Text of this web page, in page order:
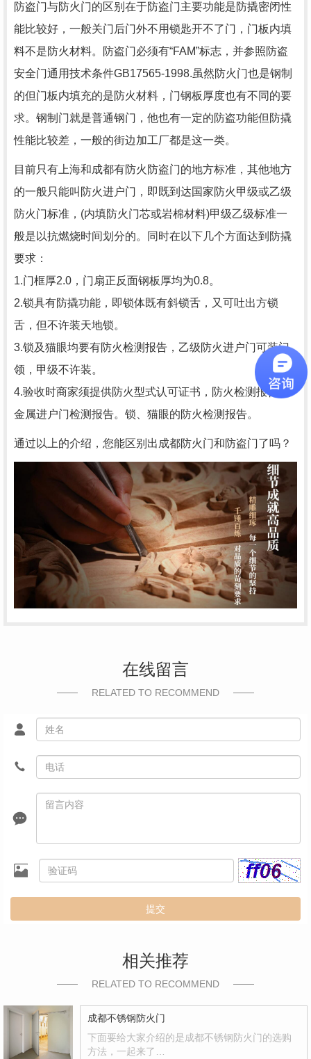
防盗门与防火门的区别在于防盗门主要功能是防撬密闭性
能比较好，一般关门后门外不用锁匙开不了门，门板内填
料不是防火材料。防盗门必须有“FAM”标志，并参照防盗
安全门通用技术条件GB17565-1998.虽然防火门也是钢制
的但门板内填充的是防火材料，门钢板厚度也有不同的要
求。钢制门就是普通钢门，他也有一定的防盗功能但防撬
性能比较差，一般的街边加工厂都是这一类。
目前只有上海和成都有防火防盗门的地方标准，其他地方
的一般只能叫防火进户门，即既到达国家防火甲级或乙级
防火门标准，(内填防火门芯或岩棉材料)甲级乙级标准一
般是以抗燃烧时间划分的。同时在以下几个方面达到防撬
要求：
1.门框厚2.0，门扇正反面钢板厚均为0.8。
2.锁具有防撬功能，即锁体既有斜锁舌，又可吐出方锁
舌，但不许装天地锁。
3.锁及猫眼均要有防火检测报告，乙级防火进户门可装门
领，甲级不许装。
4.验收时商家须提供防火型式认可证书，防火检测报告，
金属进户门检测报告。锁、猫眼的防火检测报告。
通过以上的介绍，您能区别出成都防火门和防盗门了吗？
在线留言
RELATED TO RECOMMEND
提交
相关推荐
RELATED TO RECOMMEND
成都不锈钢防火门
下面要给大家介绍的是成都不锈钢防火门的选购
方法，一起来了…